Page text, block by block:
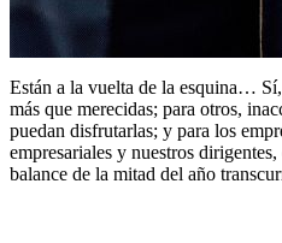
Están a la vuelta de la esquina…
más que merecidas; para otros,
puedan disfrutarlas; y para los
empresariales y nuestros
balance de la mitad del año